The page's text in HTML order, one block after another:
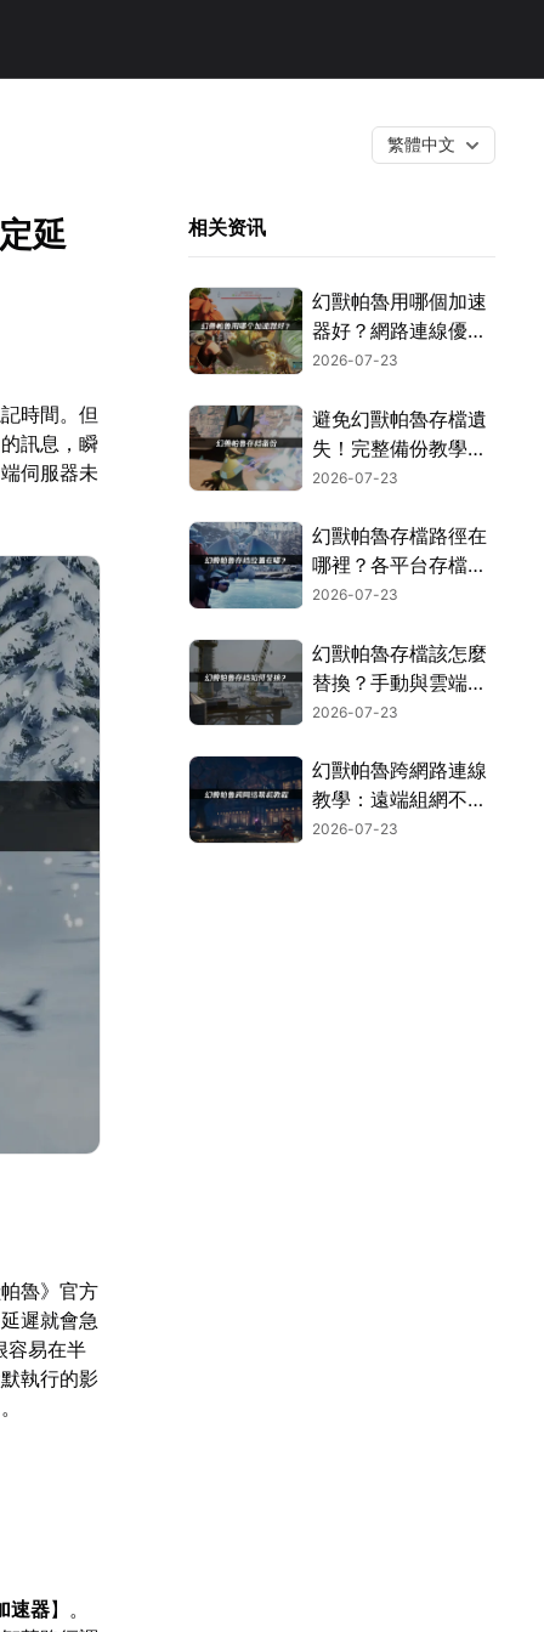
繁體中文
延
時間。但
訊息，瞬
伺服器未
魯》官方
遲就會急
容易在半
執行的影
速器】。
相关资讯
幻獸帕魯用哪個加速
器好？網路連線優化
這樣搞定！
2026-07-23
避免幻獸帕魯存檔遺
失！完整備份教學指
南！
2026-07-23
幻獸帕魯存檔路徑在
哪裡？各平台存檔位
置搜尋指南！
2026-07-23
幻獸帕魯存檔該怎麼
替換？手動與雲端存
檔兩種方案！
2026-07-23
幻獸帕魯跨網路連線
教學：遠端組網不再
卡頓的實用指南！
2026-07-23